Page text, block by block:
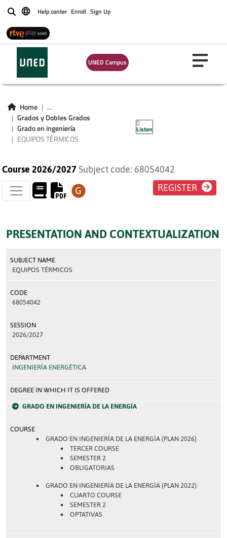
BuscarHelp center Enroll Sign Up
UNED Campus
Home
...
Grados y Dobles Grados
Grado en ingeniería
EQUIPOS TÉRMICOS
Listen
EQUIPOS TÉRMICOS
Course 2026/2027 Subject code: 68054042
REGISTER
PRESENTATION AND CONTEXTUALIZATION
SUBJECT NAME
EQUIPOS TÉRMICOS
CODE
68054042
SESSION
2026/2027
DEPARTMENT
INGENIERÍA ENERGÉTICA
DEGREE IN WHICH IT IS OFFERED
GRADO EN INGENIERÍA DE LA ENERGÍA
COURSE
GRADO EN INGENIERÍA DE LA ENERGÍA (PLAN 2026)
TERCER COURSE
SEMESTER 2
OBLIGATORIAS
GRADO EN INGENIERÍA DE LA ENERGÍA (PLAN 2022)
CUARTO COURSE
SEMESTER 2
OPTATIVAS